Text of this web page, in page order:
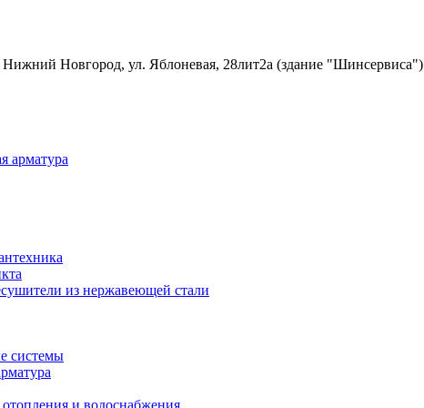
Нижний Новгород, ул. Яблоневая, 28лит2а (здание "Шинсервиса")
арматура
из нержавеющей стали
системы
и водоснабжения